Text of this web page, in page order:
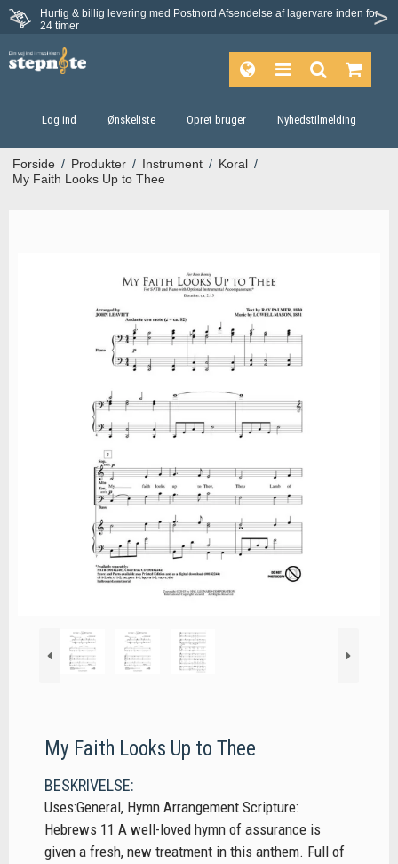
Hurtig & billig levering med Postnord Afsendelse af lagervare inden for
24 timer
Fortrydelsesret på 30 dage
Log ind Ønskeliste Opret bruger Nyhedstilmelding
Forside / Produkter / Instrument / Koral /
My Faith Looks Up to Thee
My Faith Looks Up to Thee
BESKRIVELSE:
Uses:General, Hymn Arrangement Scripture:
Hebrews 11 A well-loved hymn of assurance is
given a fresh, new treatment in this anthem. Full of